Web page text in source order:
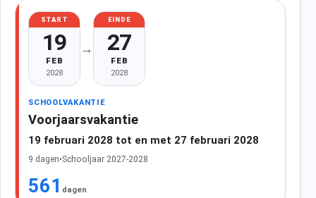
START
19
FEB
2028
→
EINDE
27
FEB
2028
SCHOOLVAKANTIE
Voorjaarsvakantie
19 februari 2028 tot en met 27 februari 2028
9 dagen•Schooljaar 2027-2028
561 dagen